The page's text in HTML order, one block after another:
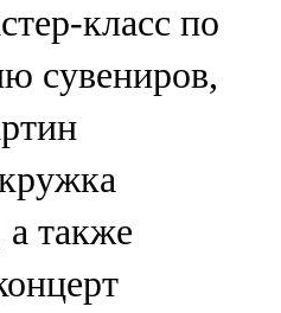
класс по
сувениров,
также